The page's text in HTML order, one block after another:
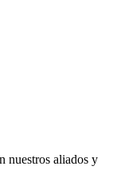
nuestros aliados y